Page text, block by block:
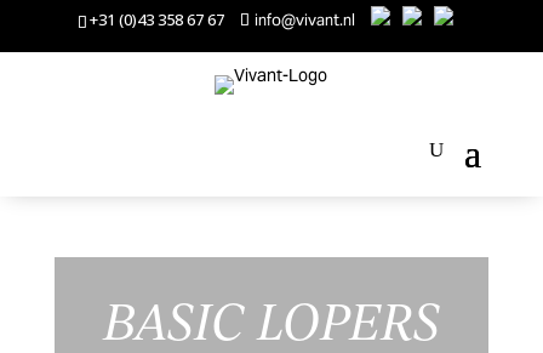
+31 (0)43 358 67 67 info@vivant.nl
BASIC LOPERS